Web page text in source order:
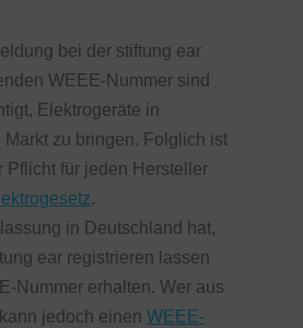
bei der stiftung ear
WEEE-Nummer sind
Elektrogeräte in
Markt zu bringen. Folglich ist
Pflicht für jeden Hersteller
.
in Deutschland hat,
ear registrieren lassen
Nummer erhalten. Wer aus
jedoch einen WEEE-